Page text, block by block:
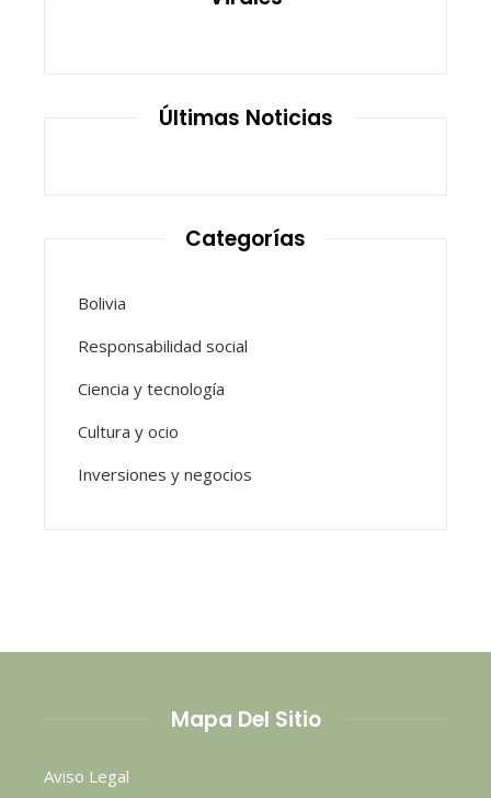
Últimas Noticias
Categorías
Bolivia
Responsabilidad social
Ciencia y tecnología
Cultura y ocio
Inversiones y negocios
Mapa Del Sitio
Aviso Legal